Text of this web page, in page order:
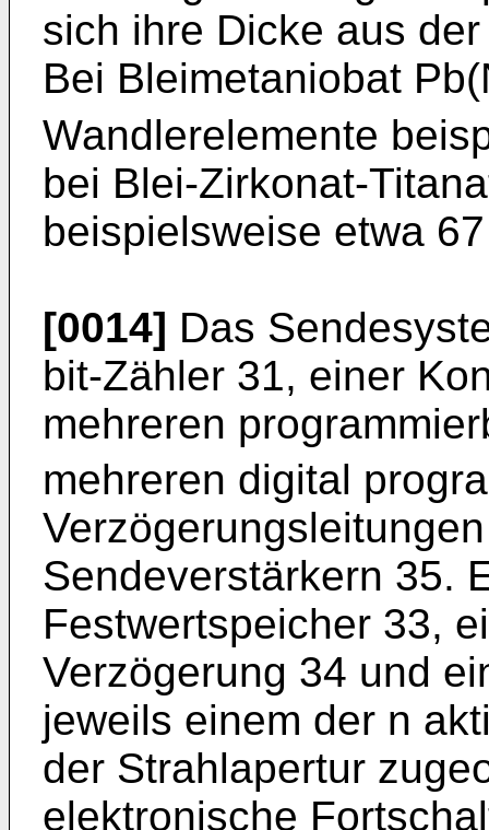
sich ihre Dicke aus
Bei Bleimetaniobat
Wandlerelemente
bei Blei-Zirkonat-
beispielsweise etwa
[0014] Das
bit-Zähler 31, einer
mehreren
mehreren digital
Sendeverstärkern 35.
Festwertspeicher 33,
Verzögerung 34 und
jeweils einem der n
der Strahlapertur
elektronische